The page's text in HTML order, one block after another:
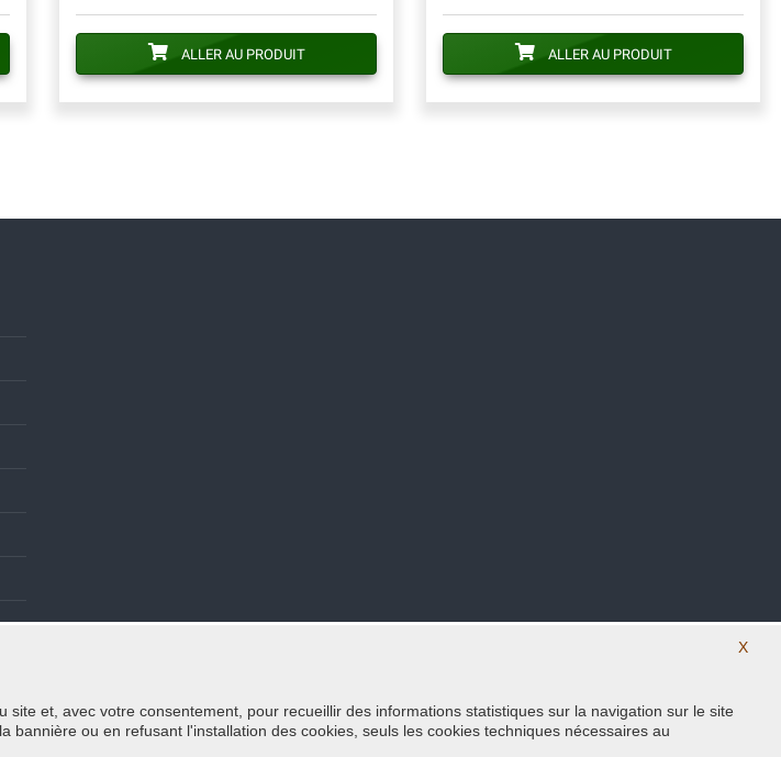
ALLER AU PRODUIT ALLER AU PRODUIT
E-COMIT Suivez nous sur nos réseaux sociaux
X
et, avec votre consentement, pour recueillir des informations statistiques sur la navigation sur le site
ou en refusant l'installation des cookies, seuls les cookies techniques nécessaires au